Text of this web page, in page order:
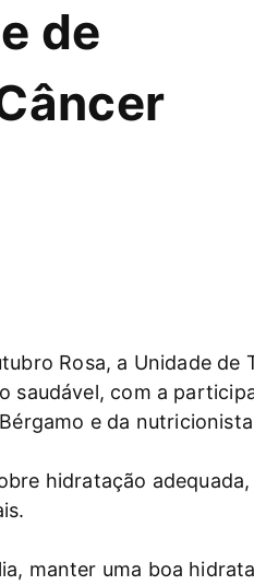
de
Rosa, a Unidade
saudável, com a
e da
hidratação
manter uma boa